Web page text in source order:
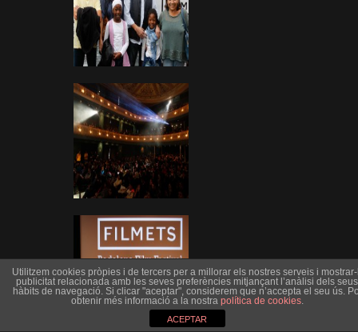
Utilitzem cookies pròpies i de tercers per a millorar els nostres serveis i
publicitat relacionada amb les seves preferències mitjançant l’anàlisi dels seus
hàbits de navegació. Si clicar "aceptar", considerem que n’accepta el seu ús.
obtenir més informació a la nostra política de cookies.
ACEPTAR